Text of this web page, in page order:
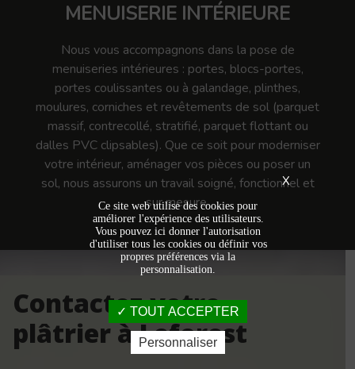
MENUISERIE INTÉRIEURE
Nous vous accompagnons dans la pose de
menuiseries intérieures : portes, blocs-portes,
portes coulissantes ou à galandage, plinthes,
moulures, corniches et revêtements de sol (parquet
massif, contrecollé, stratifié, parquet flottant ou
dalles PVC clipsables). Que ce soit pour moderniser
votre intérieur, aménager vos pièces ou poser un
sol, nous assurons un travail soigné, fonctionnel et
sur mesure.
Contactez votre
plâtrier à Leforest
X
Ce site web utilise des cookies pour
améliorer l'expérience des utilisateurs.
Vous pouvez ici donner l'autorisation
d'utiliser tous les cookies ou définir vos
propres préférences via la
personnalisation.
TOUT ACCEPTER
Personnaliser